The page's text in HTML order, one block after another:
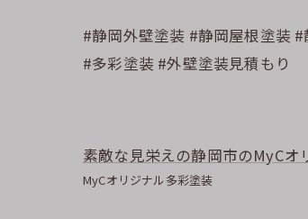
#静岡外壁塗装 #静岡屋根塗装
#多彩塗装 #外壁塗装見積もり
素敵な見栄えの静岡市のMyCオ
MyCオリジナル多彩塗装